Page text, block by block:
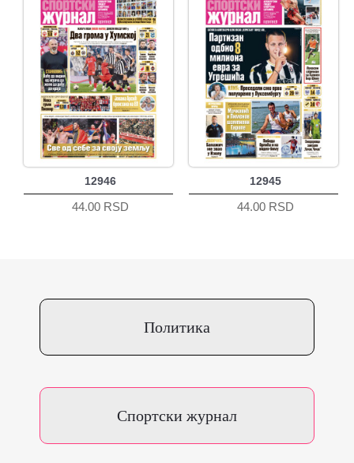
12946
44.00 RSD
12945
44.00 RSD
Политика
Спортски журнал